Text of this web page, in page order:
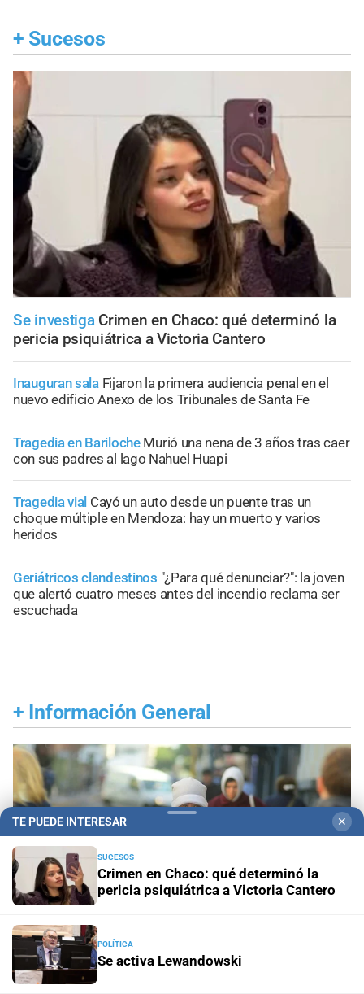
+ Sucesos
Se investiga Crimen en Chaco: qué determinó la
pericia psiquiátrica a Victoria Cantero
Inauguran sala Fijaron la primera audiencia penal en el
nuevo edificio Anexo de los Tribunales de Santa Fe
Tragedia en Bariloche Murió una nena de 3 años tras caer
con sus padres al lago Nahuel Huapi
Tragedia vial Cayó un auto desde un puente tras un
choque múltiple en Mendoza: hay un muerto y varios
heridos
Geriátricos clandestinos "¿Para qué denunciar?": la joven
que alertó cuatro meses antes del incendio reclama ser
escuchada
+ Información General
TE PUEDE INTERESAR ✕
SUCESOS
Crimen en Chaco: qué determinó la
pericia psiquiátrica a Victoria Cantero
POLÍTICA
Se activa Lewandowski